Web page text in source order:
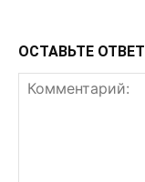
ОСТАВЬТЕ ОТВЕТ